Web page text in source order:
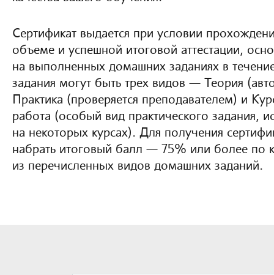
Сертификат выдается при условии
объеме и успешной итоговой аттестации,
на выполненных домашних заданиях в
задания могут быть трех видов — Теория
Практика (проверяется преподавателем) и
работа (особый вид практического задания,
на некоторых курсах). Для получения
набрать итоговый балл — 75% или более по
из перечисленных видов домашних заданий.